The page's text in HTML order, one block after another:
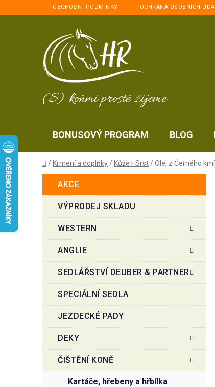
na
OBCHODNÍ PODMÍNKY OCHRANA OSOBNÍCH
(S) koňmi prostě žijeme
BONUSOVÝ PROGRAM BLOG
Domů
/ Krmení a doplňky / Kůže+ Srst /Olej z Černého
o
t
n
í
n
l
kategorie
AKCE
VÝPRODEJ SKLADU
WESTERN
ANGLIE
SEDLÁŘSTVÍ DEUBER & PARTNER
SPECIÁLNÍ SEDLA
JEZDECKÉ PADY
DEKY
ČIŠTĚNÍ KONĚ
kartáče, hřebeny a hřbílka